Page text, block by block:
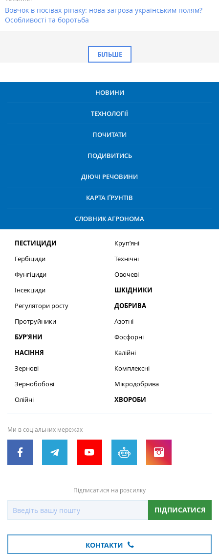
Вовчок в посівах ріпаку: нова загроза українським полям?
Особливості та боротьба
БІЛЬШЕ
НОВИНИ
ТЕХНОЛОГІЇ
ПОЧИТАТИ
ПОДИВИТИСЬ
ДІЮЧІ РЕЧОВИНИ
КАРТА ҐРУНТІВ
СЛОВНИК АГРОНОМА
ПЕСТИЦИДИ
Гербіциди
Фунгіциди
Інсекциди
Регулятори росту
Протруйники
БУР’ЯНИ
НАСІННЯ
Зернові
Зернобобові
Олійні
Круп’яні
Технічні
Овочеві
ШКІДНИКИ
ДОБРИВА
Азотні
Фосфорні
Калійні
Комплексні
Мікродобрива
ХВОРОБИ
Ми в соціальних мережах
Підписатися на розсилку
ПІДПИСАТИСЯ
КОНТАКТИ